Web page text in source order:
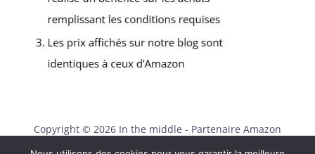
Copyright © 2026 In the middle - Partenaire Amazon